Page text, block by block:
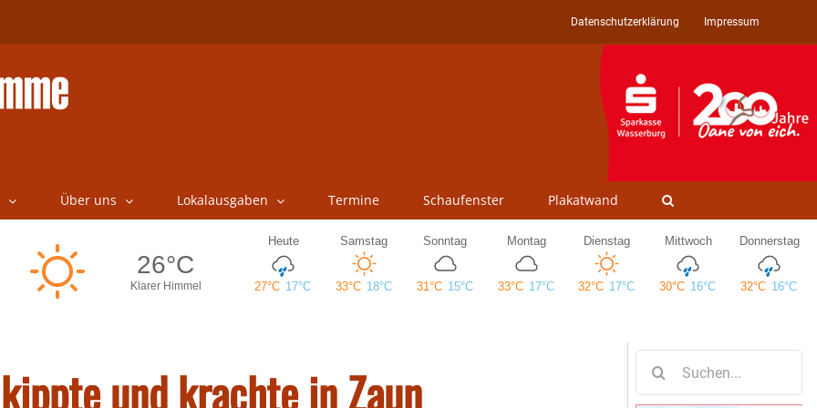
Datenschutzerklärung Impressum
Über uns Lokalausgaben Termine Schaufenster Plakatwand
und krachte in Zaun
nach: